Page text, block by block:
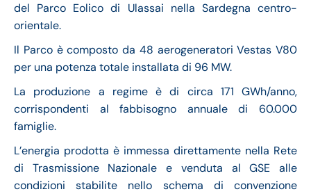
del Parco Eolico di Ulassai nella Sardegna centro-
orientale.
Il Parco è composto da 48 aerogeneratori Vestas V80
per una potenza totale installata di 96 MW.
La produzione a regime è di circa 171 GWh/anno,
corrispondenti al fabbisogno annuale di 60.000
famiglie.
L’energia prodotta è immessa direttamente nella Rete
di Trasmissione Nazionale e venduta al GSE alle
condizioni stabilite nello schema di convenzione